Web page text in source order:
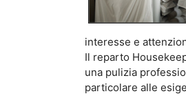
interesse e
Il reparto
una pulizia
particolare alle